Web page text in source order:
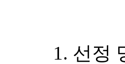
1. 선정